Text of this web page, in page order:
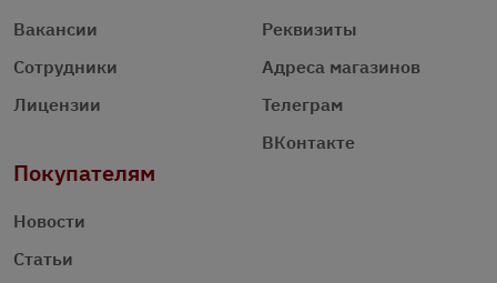
Вакансии
Сотрудники
Лицензии
Реквизиты
Адреса магазинов
Телеграм
ВКонтакте
Покупателям
Новости
Статьи